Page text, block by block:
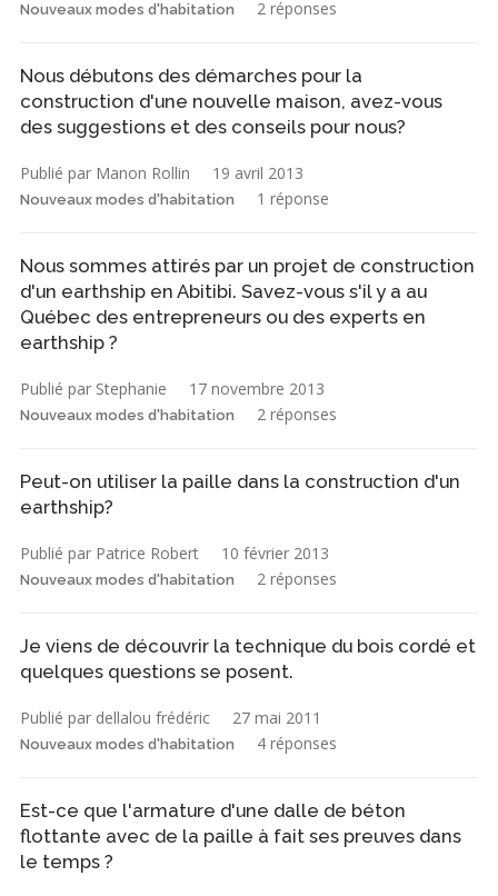
Nouveaux modes d'habitation 2 réponses
Nous débutons des démarches pour la
construction d'une nouvelle maison, avez-vous
des suggestions et des conseils pour nous?
Publié par Manon Rollin 19 avril 2013
Nouveaux modes d'habitation 1 réponse
Nous sommes attirés par un projet de construction
d'un earthship en Abitibi. Savez-vous s'il y a au
Québec des entrepreneurs ou des experts en
earthship ?
Publié par Stephanie 17 novembre 2013
Nouveaux modes d'habitation 2 réponses
Peut-on utiliser la paille dans la construction d'un
earthship?
Publié par Patrice Robert 10 février 2013
Nouveaux modes d'habitation 2 réponses
Je viens de découvrir la technique du bois cordé et
quelques questions se posent.
Publié par dellalou frédéric 27 mai 2011
Nouveaux modes d'habitation 4 réponses
Est-ce que l'armature d'une dalle de béton
flottante avec de la paille à fait ses preuves dans
le temps ?